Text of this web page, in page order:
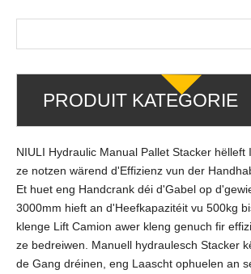
PRODUIT KATEGORIE
NIULI Hydraulic Manual Pallet Stacker hëlleft
ze notzen wärend d'Effizienz vun der
Et huet eng Handcrank déi d'Gabel op
3000mm hieft an d'Heefkapazitéit vu 500kg
klenge Lift Camion awer kleng genuch fir
ze bedreiwen. Manuell hydraulesch Stacker
de Gang dréinen, eng Laascht ophuelen an